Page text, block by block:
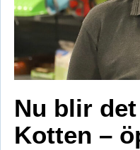
Nu blir
Kotten –